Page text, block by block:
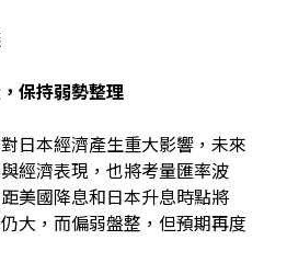
保持弱勢整理
日本經濟產生重大影響，未來
經濟表現，也將考量匯率波
美國降息和日本升息時點將
大，而偏弱盤整，但預期再度